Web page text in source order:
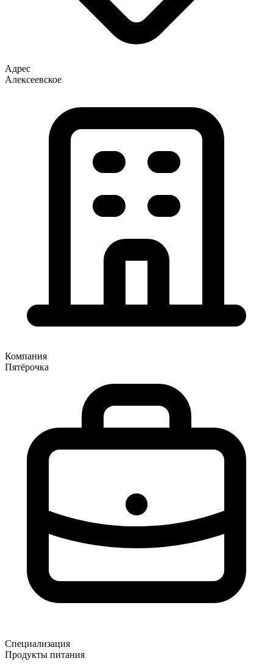
Адрес
Алексеевское
Компания
Пятёрочка
Специализация
Продукты питания